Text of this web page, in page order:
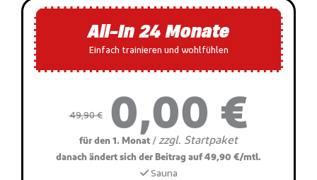
All-In 24 Monate
Einfach trainieren und wohlfühlen
49,90 € 0,00 €
für den 1. Monat / zzgl. Startpaket
danach ändert sich der Beitrag auf 49,90 €/mtl.
Sauna